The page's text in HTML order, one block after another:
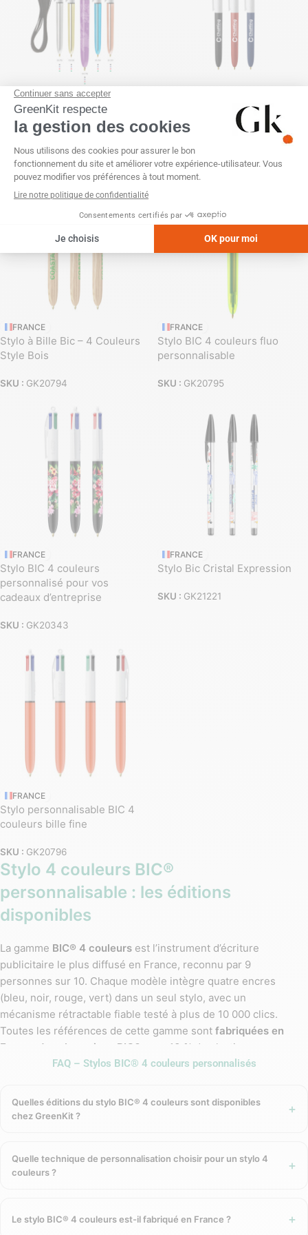
FRANCE
Stylo à Bille Bic – 4 couleurs
Shine
SKU :GK20351
Stylo à Bille Bic – 4 Couleurs
Soft
SKU :GK20790
FRANCE
Stylo à Bille Bic – 4 Couleurs
Style Bois
SKU : GK20794
FRANCE
Stylo BIC 4 couleurs fluo
personnalisable
SKU : GK20795
FRANCE
Stylo BIC 4 couleurs
personnalisé pour vos
cadeaux d’entreprise
SKU : GK20343
FRANCE
Stylo Bic Cristal Expression
SKU : GK21221
FRANCE
Stylo personnalisable BIC 4
couleurs bille fine
SKU : GK20796
Stylo 4 couleurs BIC®
personnalisable : les éditions
disponibles
La gamme BIC® 4 couleurs est l’instrument d’écriture
publicitaire le plus diffusé en France, reconnu par 9
personnes sur 10. Chaque modèle intègre quatre encres
(bleu, noir, rouge, vert) dans un seul stylo, avec un
mécanisme rétractable fiable testé à plus de 10 000 clics.
Toutes les références de cette gamme sont fabriquées en
France dans les usines BIC®
avec 13 % de plastique en
moins dans la partie supérieure — un engagement durable
BIC® 4 couleurs Classique
g. Disponible en blanc, noir, noir & blanc, bleu & blanc, rouge
& blanc, vert & blanc. Personnalisation par
délai 7 à 10 jours.
FAQ – Stylos BIC® 4 couleurs personnalisés
Quelles éditions du stylo BIC® 4 couleurs sont disponibles
chez GreenKit ?
Quelle technique de personnalisation choisir pour un stylo 4
couleurs ?
Le stylo BIC® 4 couleurs est-il fabriqué en France ?